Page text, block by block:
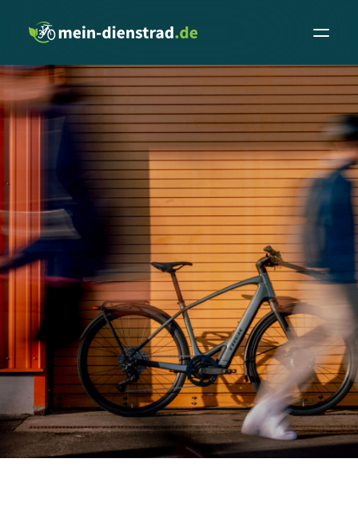
Leasingrechner Fachhändler
Dienstrad-Leasing für …
-> Arbeitgeber